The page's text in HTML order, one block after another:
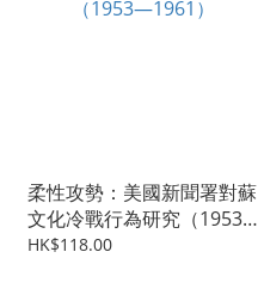
柔性攻勢：美國新聞署對蘇
文化冷戰行為研究（1953
—1961）
HK$118.00